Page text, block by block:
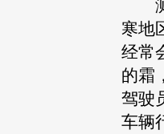
测
寒地
经常
的霜
驾驶
车辆